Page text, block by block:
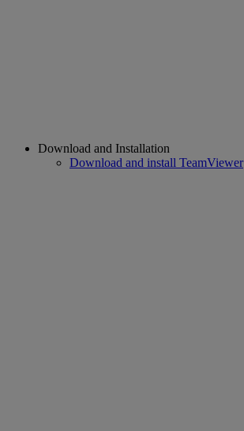
Download and Installation
Download and install TeamViewer